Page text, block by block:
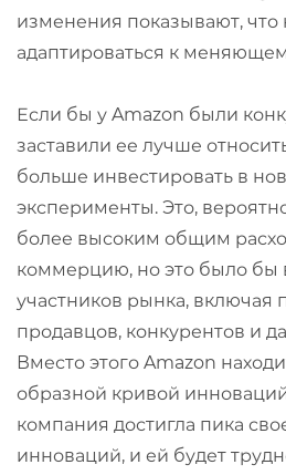
изменения показывают, что
адаптироваться к
Если бы у Amazon были
заставили ее лучше
больше инвестировать в
эксперименты. Это,
более высоким общим
коммерцию, но это было бы
участников рынка, включая
продавцов, конкурентов и
Вместо этого Amazon
образной кривой
компания достигла пика
инноваций, и ей будет